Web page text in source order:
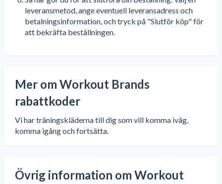
leveransmetod, ange eventuell leveransadress och
betalningsinformation, och tryck på "Slutför köp" för
att bekräfta beställningen.
Mer om Workout Brands
rabattkoder
Vi har träningskläderna till dig som vill komma iväg,
komma igång och fortsätta.
Övrig information om Workout